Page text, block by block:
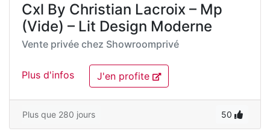
Cxl By Christian Lacroix – Mp
(Vide) – Lit Design Moderne
Vente privée chez Showroomprivé
Plus d'infos J'en profite
Plus que 280 jours 50